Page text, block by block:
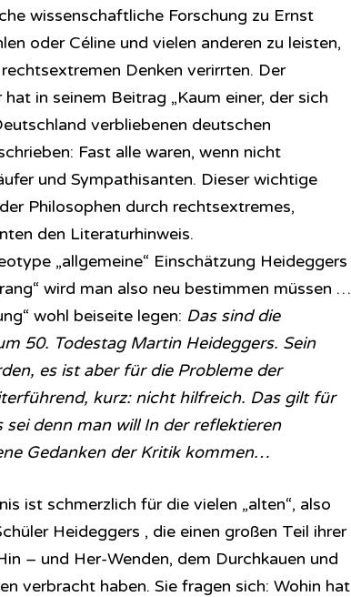
wissenschaftliche Forschung zu Ernst
oder Céline und vielen anderen zu leisten,
Denken verirrten. Der
in seinem Beitrag „Kaum einer, der sich
verbliebenen deutschen
Fast alle waren, wenn nicht
und Sympathisanten. Dieser wichtige
Philosophen durch rechtsextremes,
den Literaturhinweis.
„allgemeine“ Einschätzung Heideggers
wird man also neu bestimmen müssen …
wohl beiseite legen: Das sind die
50. Todestag Martin Heideggers. Sein
es ist aber für die Probleme der
kurz: nicht hilfreich. Das gilt für
sei denn man will In der reflektieren
Gedanken der Kritik kommen…
ist schmerzlich für die vielen „alten“, also
Heideggers , die einen großen Teil ihrer
– und Her-Wenden, dem Durchkauen und
verbracht haben. Sie fragen sich: Wohin hat